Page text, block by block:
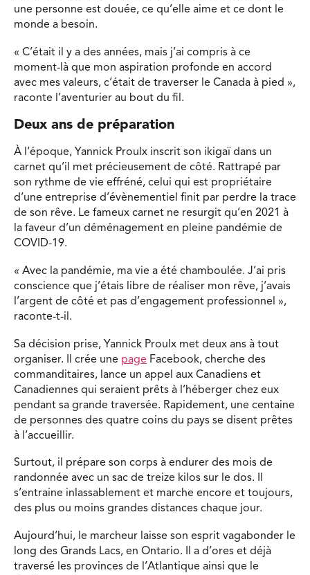
une personne est douée, ce qu’elle aime et ce dont le
monde a besoin.
« C’était il y a des années, mais j’ai compris à ce
moment-là que mon aspiration profonde en accord
avec mes valeurs, c’était de traverser le Canada à pied »,
raconte l’aventurier au bout du fil.
Deux ans de préparation
À l’époque, Yannick Proulx inscrit son ikigaï dans un
carnet qu’il met précieusement de côté. Rattrapé par
son rythme de vie effréné, celui qui est propriétaire
d’une entreprise d’évènementiel finit par perdre la trace
de son rêve. Le fameux carnet ne resurgit qu’en 2021 à
la faveur d’un déménagement en pleine pandémie de
COVID-19.
« Avec la pandémie, ma vie a été chamboulée. J’ai pris
conscience que j’étais libre de réaliser mon rêve, j’avais
l’argent de côté et pas d’engagement professionnel »,
raconte-t-il.
Sa décision prise, Yannick Proulx met deux ans à tout
organiser. Il crée une page Facebook, cherche des
commanditaires, lance un appel aux Canadiens et
Canadiennes qui seraient prêts à l’héberger chez eux
pendant sa grande traversée. Rapidement, une centaine
de personnes des quatre coins du pays se disent prêtes
à l’accueillir.
Surtout, il prépare son corps à endurer des mois de
randonnée avec un sac de treize kilos sur le dos. Il
s’entraine inlassablement et marche encore et toujours,
des plus ou moins grandes distances chaque jour.
Aujourd’hui, le marcheur laisse son esprit vagabonder le
long des Grands Lacs, en Ontario. Il a d’ores et déjà
traversé les provinces de l’Atlantique ainsi que le